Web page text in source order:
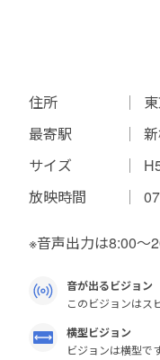
住所
最寄駅
サイズ
放映時間
※音声出力は8:00～
音が出るビジョン
このビジョンはス
横型ビジョン
ビジョンは横型で